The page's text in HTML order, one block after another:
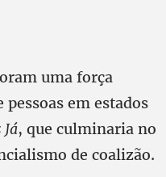
uma força
em estados
, que culminaria no
de coalizão.